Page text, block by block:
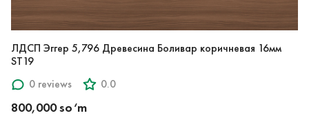
ЛДСП Эггер 5,796 Древесина Боливар коричневая 16мм
ST19
0 reviews
0.0
800,000 so‘m